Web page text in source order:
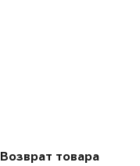
Возврат товара